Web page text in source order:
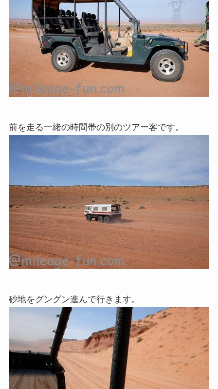
前を走る一緒の時間帯の別のツアー客です。
砂地をグングン進んで行きます。